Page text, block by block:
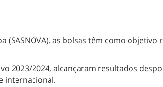
(SASNOVA), as bolsas têm como objetivo
2023/2024, alcançaram resultados
internacional.